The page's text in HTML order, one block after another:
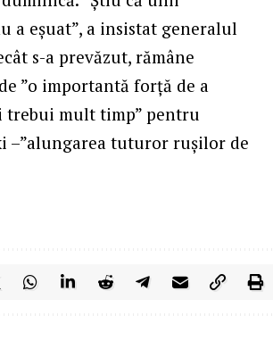
a eșuat”, a insistat generalul
s-a prevăzut, rămâne
”o importantă forță de a
trebui mult timp” pentru
–”alungarea tuturor rușilor de